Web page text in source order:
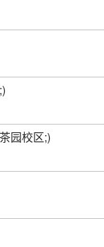
园校区;)